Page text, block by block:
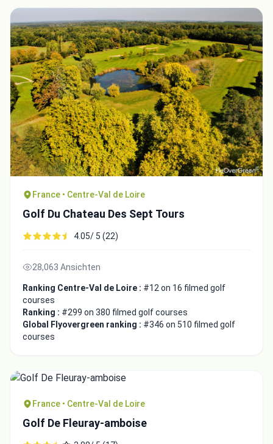
France • Centre-Val de Loire
Golf Du Chateau Des Sept Tours
4.05/ 5 (22)
28,063 Ansichten
Ranking Centre-Val de Loire : #12 on 16 filmed golf
courses
Ranking : #299 on 380 filmed golf courses
Global Flyovergreen ranking : #346 on 510 filmed golf
courses
France • Centre-Val de Loire
Golf De Fleuray-amboise